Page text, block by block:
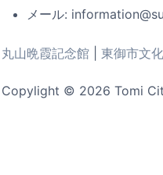
メール:
丸山晩霞記念館 東御市文
Copylight © 2026 Tomi